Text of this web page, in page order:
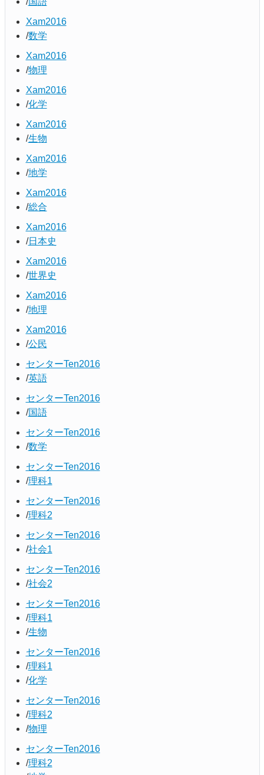
Xam2016
数学
Xam2016
物理
Xam2016
化学
Xam2016
生物
Xam2016
地学
Xam2016
総合
Xam2016
日本史
Xam2016
世界史
Xam2016
地理
Xam2016
公民
センターTen2016
英語
センターTen2016
国語
センターTen2016
数学
センターTen2016
理科1
センターTen2016
理科2
センターTen2016
社会1
センターTen2016
社会2
センターTen2016
理科1
生物
センターTen2016
理科1
化学
センターTen2016
理科2
物理
センターTen2016
理科2